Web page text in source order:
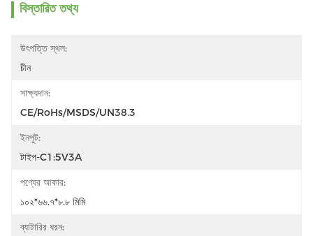
বিস্তারিত তথ্য
উৎপত্তি স্থল:
চীন
সাক্ষ্যদান:
CE/RoHs/MSDS/UN38.3
ইনপুট:
টাইপ-C1:5V3A
পণ্যের আকার:
১০২*৬৬.৭*৮.৮ মিমি
ব্যাটারির ধরন: